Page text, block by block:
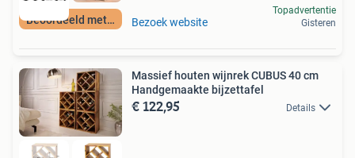
Beoordeeld met 9+ Bezoek website
Topadvertentie
Gisteren
Massief houten wijnrek CUBUS 40 cm
Handgemaakte bijzettafel
€ 122,95 Details